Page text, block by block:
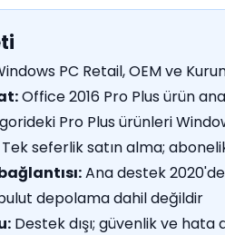
PC Retail, OEM ve
Office 2016 Pro Plus ürün
Pro Plus ürünleri
Tek seferlik satın alma;
Ana destek
depolama dahil değildir
Destek dışı; güvenlik ve